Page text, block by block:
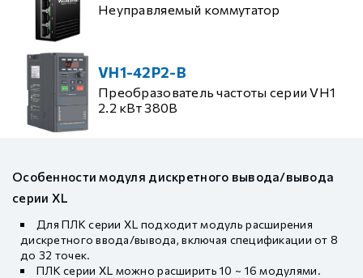
Неуправляемый коммутатор
VH1-42P2-B
Преобразователь частоты серии VH1
2.2 кВт 380В
Особенности модуля дискретного вывода/вывода
серии XL
Для ПЛК серии XL подходит модуль расширения
дискретного ввода/вывода, включая спецификации от 8
до 32 точек.
ПЛК серии XL можно расширить 10 ~ 16 модулями.